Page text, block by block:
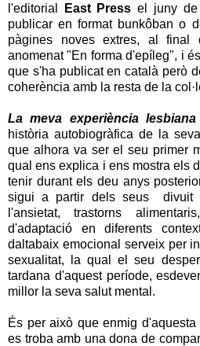
l'editorial
East Press el juny de
publicar en format bunkôban o
pàgines noves extres, al final
anomenat "En forma d'epíleg", i
que s'ha publicat en català però
coherència amb la resta de la
La meva experiència
història autobiogràfica de la
que alhora va ser el seu primer
qual ens explica i ens mostra els
tenir durant els deu anys
sigui a partir dels seus divuit
l'ansietat, trastorns
d'adaptació en diferents
daltabaix emocional serveix per
sexualitat, la qual el seu
tardana d'aquest període,
millor la seva salut mental.
És per això que enmig
es troba amb una dona de